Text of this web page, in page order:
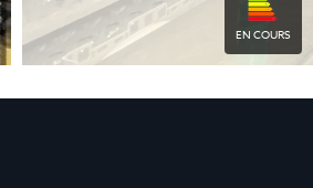
EN COURS